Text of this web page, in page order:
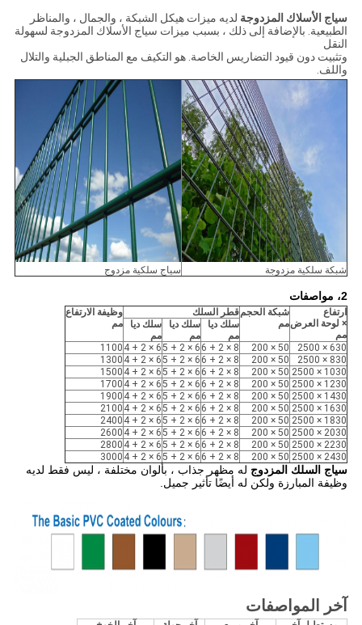
سياج الأسلاك المزدوجة لديه ميزات هيكل الشبكة ، والجمال ، والمناظر
الطبيعية. بالإضافة إلى ذلك ، بسبب ميزات سياج الأسلاك المزدوجة لسهولة
النقل
وتثبيت دون قيود التضاريس الخاصة. هو التكيف مع المناطق الجبلية والتلال
واللف.
شبكة سلكية مزدوجة سياج سلكية مزدوج
2، مواصفات
ارتفاع
× لوحة العرض
مم
شبكة الحجم
مم
قطر السلك
وظيفة الارتفاع
مم
سلك ديا
مم
سلك ديا
مم
سلك ديا
مم
630 × 2500
50 × 200
8 × 2 + 6
6 × 2 + 5
6 × 2 + 4
1100
830 × 2500
50 × 200
8 × 2 + 6
6 × 2 + 5
6 × 2 + 4
1300
1030 × 2500
50 × 200
8 × 2 + 6
6 × 2 + 5
6 × 2 + 4
1500
1230 × 2500
50 × 200
8 × 2 + 6
6 × 2 + 5
6 × 2 + 4
1700
1430 × 2500
50 × 200
8 × 2 + 6
6 × 2 + 5
6 × 2 + 4
1900
1630 × 2500
50 × 200
8 × 2 + 6
6 × 2 + 5
6 × 2 + 4
2100
1830 × 2500
50 × 200
8 × 2 + 6
6 × 2 + 5
6 × 2 + 4
2400
2030 × 2500
50 × 200
8 × 2 + 6
6 × 2 + 5
6 × 2 + 4
2600
2230 × 2500
50 × 200
8 × 2 + 6
6 × 2 + 5
6 × 2 + 4
2800
2430 × 2500
50 × 200
8 × 2 + 6
6 × 2 + 5
6 × 2 + 4
3000
سياج السلك المزدوج له مظهر جذاب ، بألوان مختلفة ، ليس فقط لديه
وظيفة المبارزة ولكن له أيضًا تأثير جميل.
آخر المواصفات